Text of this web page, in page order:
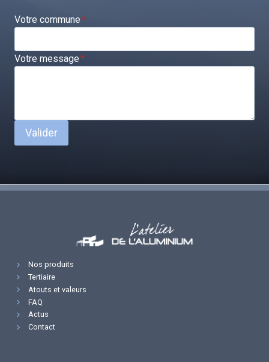
Votre commune*
Votre message*
Valider
Nos produits
Tertiaire
Atouts et valeurs
FAQ
Actus
Contact